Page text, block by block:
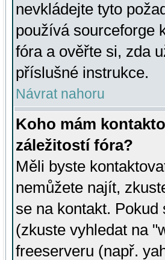
nevkládejte tyto
používá sourceforge
fóra a ověřte si, zda
příslušné instrukce.
Návrat nahoru
Koho mám
záležitostí fóra?
Měli byste
nemůžete najít,
se na kontakt.
(zkuste vyhledat na
freeserveru (např.